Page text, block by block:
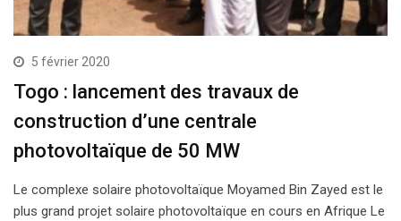
5 février 2020
Togo : lancement des travaux de
construction d’une centrale
photovoltaïque de 50 MW
Le complexe solaire photovoltaïque Moyamed Bin Zayed est le
plus grand projet solaire photovoltaïque en cours en Afrique Le